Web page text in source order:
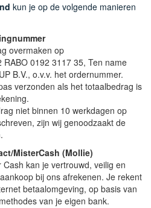
kun je op de volgende manieren
overmaken op
0192 3117 35, Ten name
B.V., o.v.v. het ordernummer.
verzonden als het totaalbedrag is
niet binnen 10 werkdagen op
zijn wij genoodzaakt de
MisterCash (Mollie)
kan je vertrouwd, veilig en
bij ons afrekenen. Je rekent
betaalomgeving, op basis van
van je eigen bank.